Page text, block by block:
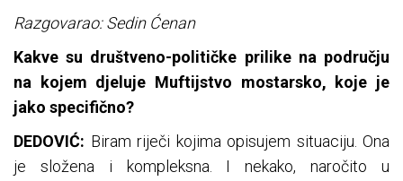
Razgovarao: Sedin Ćenan
Kakve su društveno-političke prilike na području
na kojem djeluje Muftijstvo mostarsko, koje je
jako specifično?
DEDOVIĆ: Biram riječi kojima opisujem situaciju. Ona
je složena i kompleksna. I nekako, naročito u